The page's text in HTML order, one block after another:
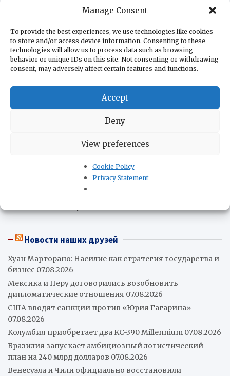
Manage Consent
To provide the best experiences, we use technologies like cookies
to store and/or access device information. Consenting to these
technologies will allow us to process data such as browsing
behavior or unique IDs on this site. Not consenting or withdrawing
consent, may adversely affect certain features and functions.
Accept
Deny
View preferences
Cookie Policy
Privacy Statement
Республика Сербская
Россия и Сербия США Сербия и ЕС
Сербия и Украина Сербская Православная
Церковь
Томислав Николич Украина и Сербия Хорватия
Черногория авиация Сербии
армия Сербии война в Югославии
Сербии жизнь в Сербии история Сербии
культура Сербии
политика Сербии
сербская экономика
ситуация в Косово
Новости наших друзей
Хуан Марторано: Насилие как стратегия государства и
бизнес 07.08.2026
Мексика и Перу договорились возобновить
дипломатические отношения 07.08.2026
США вводят санкции против «Юрия Гагарина»
07.08.2026
Колумбия приобретает два KC-390 Millennium 07.08.2026
Бразилия запускает амбициозный логистический
план на 240 млрд долларов 07.08.2026
Венесуэла и Чили официально восстановили